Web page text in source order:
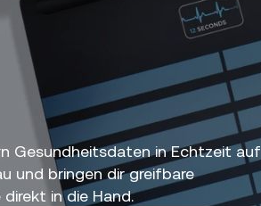
Gesundheitsdaten in Echtzeit auf
und bringen dir greifbare
in die Hand.